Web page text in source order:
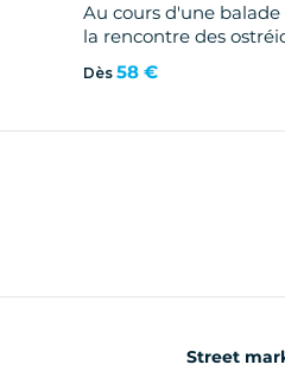
Au cours d'une balade
la rencontre des
Dès58 €
Street